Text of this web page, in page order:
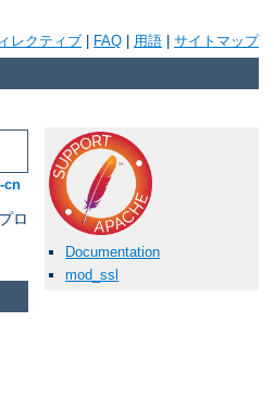
レクティブ FAQ 用語 サイトマップ
cn
ロ
Documentation
mod_ssl